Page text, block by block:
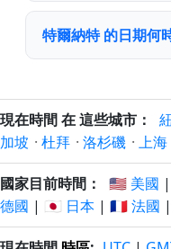
特爾納特 的日期何
現在時間 在 這些城市：
加坡 · 杜拜 · 洛杉磯 · 上海
國家目前時間： 🇺🇸 美國 |
德國 | 🇯🇵 日本 | 🇫🇷 法國 |